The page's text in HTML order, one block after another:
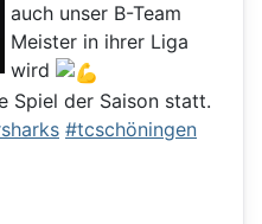
auch unser B-Team
Meister in ihrer Liga
wird
Spiel der Saison statt.
#tcschöningen